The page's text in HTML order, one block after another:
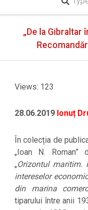
Navigation„De la Gibraltar
Views: 123
28.06.2019 Ionuț
În colecția de
„Ioan N. Roman”
„Orizontul maritim.
intereselor
din marina
tiparului între anii